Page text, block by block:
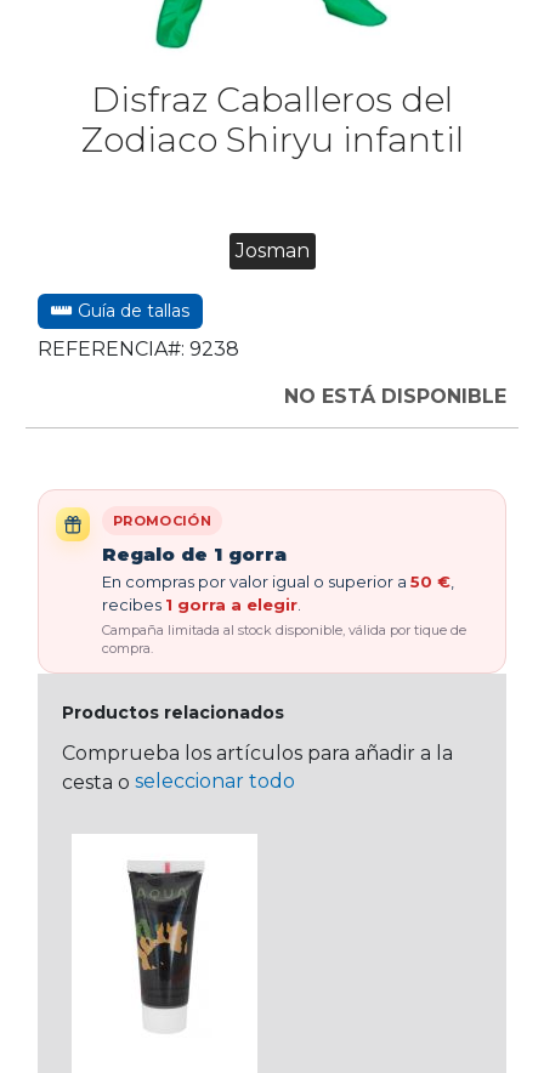
Disfraz Caballeros del
Zodiaco Shiryu infantil
Josman
Guía de tallas
REFERENCIA#: 9238
NO ESTÁ DISPONIBLE
PROMOCIÓN
Regalo de 1 gorra
En compras por valor igual o superior a 50 €
recibes 1 gorra a elegir
Campaña limitada al stock disponible, válida por tique de
compra.
Productos relacionados
Comprueba los artículos para añadir a la
cesta o seleccionar todo